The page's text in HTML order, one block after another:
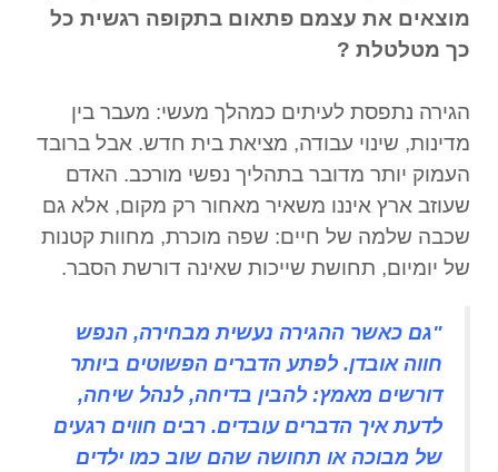
מוצאים את עצמם פתאום בתקופה רגשית כל
כך מטלטלת ?
הגירה נתפסת לעיתים כמהלך מעשי: מעבר בין
מדינות, שינוי עבודה, מציאת בית חדש. אבל ברובד
העמוק יותר מדובר בתהליך נפשי מורכב. האדם
שעוזב ארץ איננו משאיר מאחור רק מקום, אלא גם
שכבה שלמה של חיים: שפה מוכרת, מחוות קטנות
של יומיום, תחושת שייכות שאינה דורשת הסבר.
"גם כאשר ההגירה נעשית מבחירה, הנפש
חווה אובדן. לפתע הדברים הפשוטים ביותר
דורשים מאמץ: להבין בדיחה, לנהל שיחה,
לדעת איך הדברים עובדים. רבים חווים רגעים
של מבוכה או תחושה שהם שוב כמו ילדים